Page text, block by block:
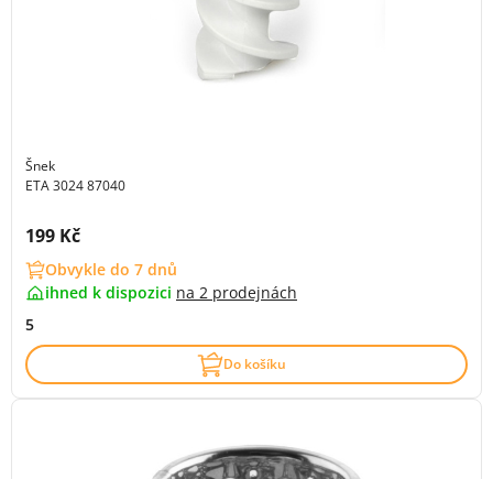
Šnek
ETA 3024 87040
Cena s DPH:
199 Kč
Obvykle do 7 dnů
ihned k dispozici na 2 prodejnách
5
Do košíku